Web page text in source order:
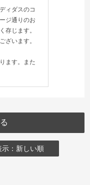
ィダスのコ
ジ通りのお
存じます。
ざいます。
ます。また
示：新しい順